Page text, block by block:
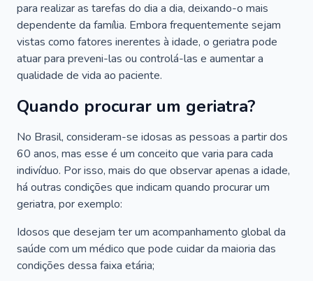
para realizar as tarefas do dia a dia, deixando-o mais
dependente da família. Embora frequentemente sejam
vistas como fatores inerentes à idade, o geriatra pode
atuar para preveni-las ou controlá-las e aumentar a
qualidade de vida ao paciente.
Quando procurar um geriatra?
No Brasil, consideram-se idosas as pessoas a partir dos
60 anos, mas esse é um conceito que varia para cada
indivíduo. Por isso, mais do que observar apenas a idade,
há outras condições que indicam quando procurar um
geriatra, por exemplo:
Idosos que desejam ter um acompanhamento global da
saúde com um médico que pode cuidar da maioria das
condições dessa faixa etária;